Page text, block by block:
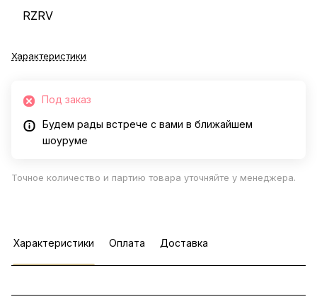
RZRV
Характеристики
Под заказ
Будем рады встрече с вами в ближайшем
шоуруме
Точное количество и партию товара уточняйте у менеджера.
Характеристики Оплата Доставка